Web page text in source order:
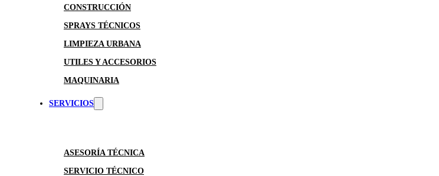
CONSTRUCCIÓN
SPRAYS TÉCNICOS
LIMPIEZA URBANA
UTILES Y ACCESORIOS
MAQUINARIA
SERVICIOS
ASESORÍA TÉCNICA
SERVICIO TÉCNICO